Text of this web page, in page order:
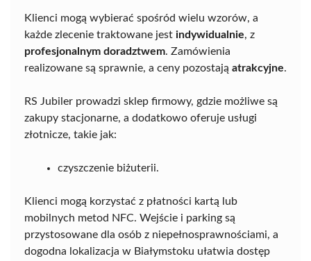
Klienci mogą wybierać spośród wielu wzorów, a
każde zlecenie traktowane jest indywidualnie, z
profesjonalnym doradztwem. Zamówienia
realizowane są sprawnie, a ceny pozostają atrakcyjne.
RS Jubiler prowadzi sklep firmowy, gdzie możliwe są
zakupy stacjonarne, a dodatkowo oferuje usługi
złotnicze, takie jak:
czyszczenie biżuterii.
Klienci mogą korzystać z płatności kartą lub
mobilnych metod NFC. Wejście i parking są
przystosowane dla osób z niepełnosprawnościami, a
dogodna lokalizacja w Białymstoku ułatwia dostęp